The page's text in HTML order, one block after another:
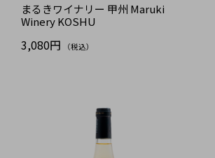
まるきワイナリー 甲州 Maruki
Winery KOSHU
3,080円 （税込）